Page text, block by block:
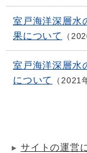
室戸海洋深層水
果について
室戸海洋深層水
について
2021
サイトの運営